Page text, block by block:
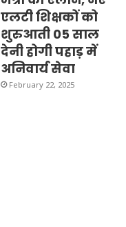
एलटी शिक्षकों को
शुरुआती 05 साल
देनी होगी पहाड़ में
अनिवार्य सेवा
February 22, 2025